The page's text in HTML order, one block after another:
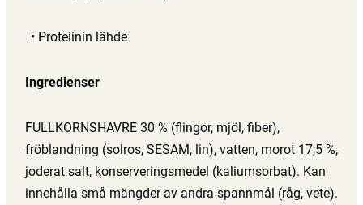
Proteiinin lähde
Ingredienser
FULLKORNSHAVRE 30 % (flingor, mjöl, fiber),
fröblandning (solros, SESAM, lin), vatten, morot 17,5 %,
joderat salt, konserveringsmedel (kaliumsorbat). Kan
innehålla små mängder av andra spannmål (råg, vete).